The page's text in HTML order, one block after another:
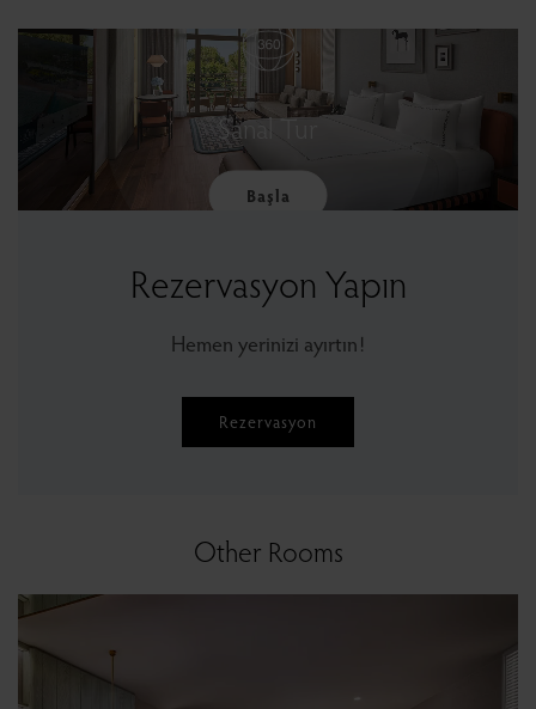
Sanal Tur
Başla
Rezervasyon Yapın
Hemen yerinizi ayırtın!
Rezervasyon
Other Rooms